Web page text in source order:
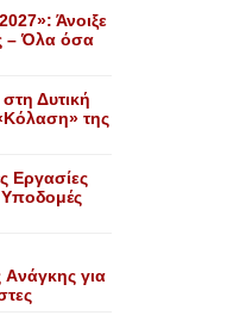
Άνοιξε
– Όλα όσα
Δυτική
της
Eργασίες
Yποδομές
για